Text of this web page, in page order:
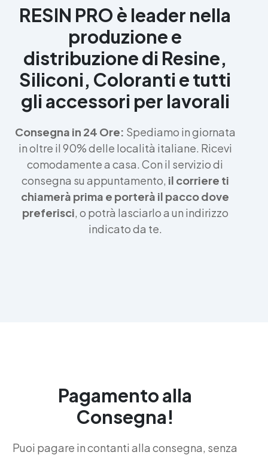
RESIN PRO è leader nella
produzione e
distribuzione di Resine,
Siliconi, Coloranti e tutti
gli accessori per lavorali
Consegna in 24 Ore: Spediamo in giornata
in oltre il 90% delle località italiane. Ricevi
comodamente a casa. Con il servizio di
consegna su appuntamento, il corriere ti
chiamerà prima e porterà il pacco dove
preferisci, o potrà lasciarlo a un indirizzo
indicato da te.
Pagamento alla
Consegna!
Puoi pagare in contanti alla consegna, senza